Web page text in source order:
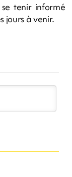
tenir informé
jours à venir.